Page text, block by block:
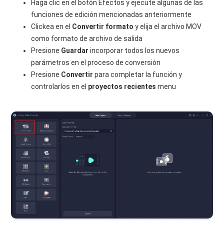
Haga clic en el botón Efectos y ejecute algunas de las
funciones de edición mencionadas anteriormente
Clickea en el Convertir formato y elija el archivo MOV
como formato de archivo de salida
Presione Guardar incorporar todos los nuevos
parámetros en el proceso de conversión
Presione Convertir para completar la función y
controlarlos en el proyectos recientes menu